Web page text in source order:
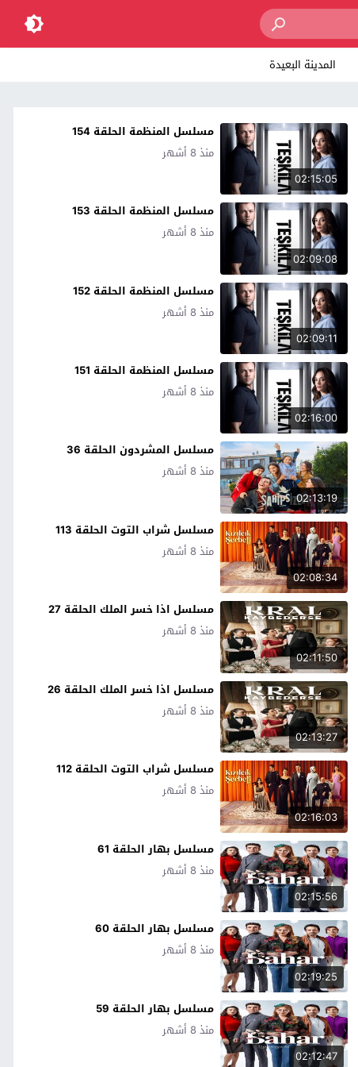
المدينة البعيدة
02:15:05
مسلسل المنظمة الحلقة 154
منذ 8 أشهر
02:09:08
مسلسل المنظمة الحلقة 153
منذ 8 أشهر
02:09:11
مسلسل المنظمة الحلقة 152
منذ 8 أشهر
02:16:00
مسلسل المنظمة الحلقة 151
منذ 8 أشهر
02:13:19
مسلسل المشردون الحلقة 36
منذ 8 أشهر
02:08:34
مسلسل شراب التوت الحلقة 113
منذ 8 أشهر
02:11:50
مسلسل اذا خسر الملك الحلقة 27
منذ 8 أشهر
02:13:27
مسلسل اذا خسر الملك الحلقة 26
منذ 8 أشهر
02:16:03
مسلسل شراب التوت الحلقة 112
منذ 8 أشهر
02:15:56
مسلسل بهار الحلقة 61
منذ 8 أشهر
02:19:25
مسلسل بهار الحلقة 60
منذ 8 أشهر
02:12:47
مسلسل بهار الحلقة 59
منذ 8 أشهر